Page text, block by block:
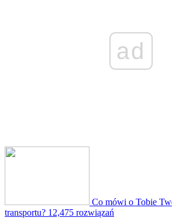
ad
Co mówi o Tobie
transportu? 12,475 rozwiązań